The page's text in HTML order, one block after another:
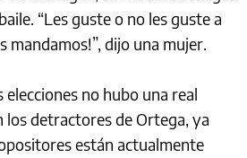
“Les guste o no les guste a
mandamos!”, dijo una mujer.
no hubo una real
los detractores de Ortega, ya
están actualmente